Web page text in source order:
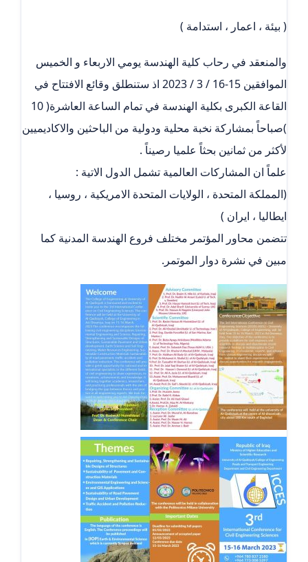
( بيئة ، اعمار ، استدامة )
والمنعقد في رحاب كلية الهندسة يومي الاربعاء و الخميس
الموافقين 15-16 / 3 / 2023 اذ ستنطلق وقائع الافتتاح في
القاعة الكبرى بكلية الهندسة في تمام الساعة العاشرة( 10
)صباحاً بمشاركة نخبة محلية ودولية من الباحثين والاكاديميين
لأكثر من ثمانين بحثاً علميا رصيناً .
علماً ان المشاركات العالمية تشمل الدول الاتية :
(المملكة المتحدة ، الولايات المتحدة الامريكية ، روسيا ،
ايطاليا ، ايران )
تتضمن محاور المؤتمر مختلف فروع الهندسة المدنية كما
مبين في نشرة دوار الموتمر.